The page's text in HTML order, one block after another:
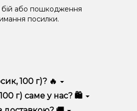
бій або пошкодження
посилки.
100 г)? 🔥
зручністю
г) саме у нас? 🛍️